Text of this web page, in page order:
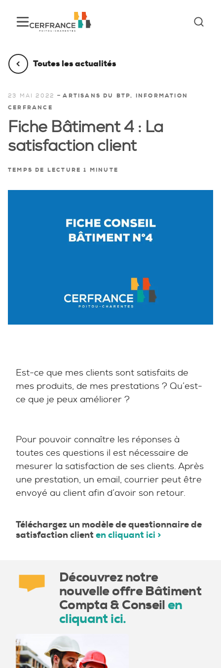
Toutes les actualités
23 MAI 2022 -ARTISANS DU BTP, INFORMATION
CERFRANCE
Fiche Bâtiment 4 : La
satisfaction client
TEMPS DE LECTURE 1 MINUTE
Est-ce que mes clients sont satisfaits de
mes produits, de mes prestations ? Qu’est-
ce que je peux améliorer ?
Pour pouvoir connaître les réponses à
toutes ces questions il est nécessaire de
mesurer la satisfaction de ses clients. Après
une prestation, un email, courrier peut être
envoyé au client afin d’avoir son retour.
Téléchargez un modèle de questionnaire de
satisfaction client en cliquant ici >
Découvrez notre
nouvelle offre Bâtiment
Compta & Conseilen
cliquant ici.